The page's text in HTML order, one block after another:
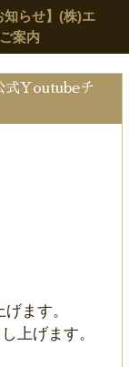
知らせ】(株)エ
案内
式Youtubeチ
げます。
し上げます。